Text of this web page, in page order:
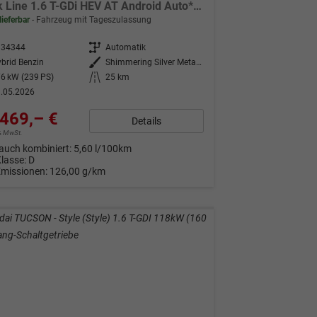
Black Line 1.6 T-GDi HEV AT Android Auto*Navi*SHZ*Kamera*2Z Klimaauto*
Fahrzeug mit Tageszulassung
Getriebe Automatik
Benzin
Außenfarbe
kW (239 PS)
Kilometerstand
25 km
€
MwSt.
Details
kombiniert: 5,60 l/100km
D
126,00 g/km